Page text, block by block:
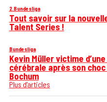
2.Bundesliga
Tout savoir sur la
Talent Series !
Bundesliga
Kevin Müller victime
cérébrale après son
Bochum
Plus d’articles